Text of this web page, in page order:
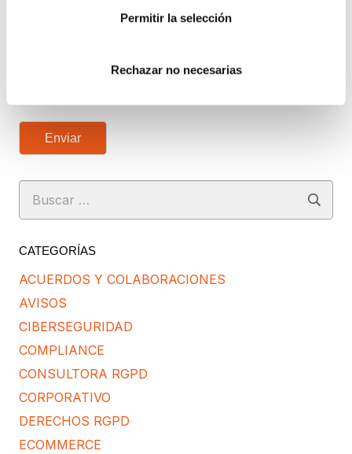
Permitir la selección
Rechazar no necesarias
datos tal y como se describe anteriormente y se explica
AUTORIZO el envío de comunicaciones
Enviar
Buscar:
CATEGORÍAS
ACUERDOS Y COLABORACIONES
AVISOS
CIBERSEGURIDAD
COMPLIANCE
CONSULTORA RGPD
CORPORATIVO
DERECHOS RGPD
ECOMMERCE